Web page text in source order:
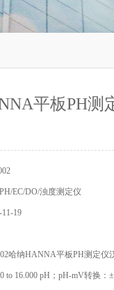
平板PH测
EC/DO/浊度测定仪
19
哈纳HANNA平板PH测定仪
to 16.000 pH；pH-mV转换：